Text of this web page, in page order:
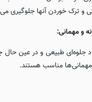
ترک خوردن آنها جلوگیری
و مهمانی:
جلوه‌ای طبیعی و در عین حال
مهمانی‌ها مناسب هستند.